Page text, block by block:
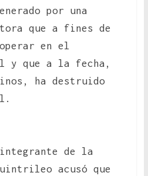
por una
que a fines de
operar en el
y que a la fecha,
ha destruido
de la
acusó que